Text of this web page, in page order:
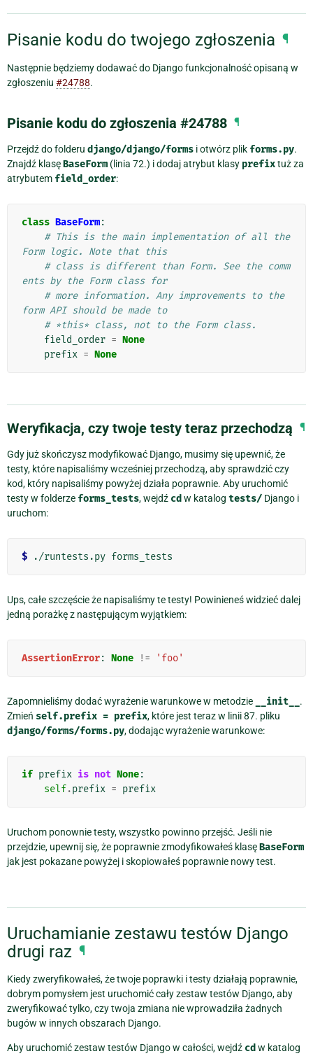
Pisanie kodu do twojego zgłoszenia ¶
Następnie będziemy dodawać do Django funkcjonalność opisaną w
zgłoszeniu #24788.
Pisanie kodu do zgłoszenia #24788 ¶
Przejdź do folderu django/django/forms i otwórz plik forms.py.
Znajdź klasęBaseForm (linia 72.) i dodaj atrybut klasy prefixtuż za
atrybutem field_order:
class BaseForm:
# This is the main implementation of all the
Form logic. Note that this
# class is different than Form. See the comm
ents by the Form class for
# more information. Any improvements to the
form API should be made to
# *this* class, not to the Form class.
field_order = None
prefix = None
Weryfikacja, czy twoje testy teraz przechodzą ¶
Gdy już skończysz modyfikować Django, musimy się upewnić, że
testy, które napisaliśmy wcześniej przechodzą, aby sprawdzić czy
kod, który napisaliśmy powyżej działa poprawnie. Aby uruchomić
testy w folderze forms_tests, wejdź cd w katalog tests/ Django i
uruchom:
$
Ups, całe szczęście że napisaliśmy te testy! Powinieneś widzieć dalej
jedną porażkę z następującym wyjątkiem:
AssertionError: None != 'foo'
Zapomnieliśmy dodać wyrażenie warunkowe w metodzie __init__ .
Zmień self.prefix = prefix, które jest teraz w linii 87. pliku
django/forms/forms.py, dodając wyrażenie warunkowe:
if prefix is not None:
self.prefix = prefix
Uruchom ponownie testy, wszystko powinno przejść. Jeśli nie
przejdzie, upewnij się, że poprawnie zmodyfikowałeś klasęBaseForm
jak jest pokazane powyżej i skopiowałeś poprawnie nowy test.
Uruchamianie zestawu testów Django
drugi raz ¶
Kiedy zweryfikowałeś, że twoje poprawki i testy działają poprawnie,
dobrym pomysłem jest uruchomić cały zestaw testów Django, aby
zweryfikować tylko, czy twoja zmiana nie wprowadziła żadnych
bugów w innych obszarach Django.
Aby uruchomić zestaw testów Django w całości, wejdź cdw katalog